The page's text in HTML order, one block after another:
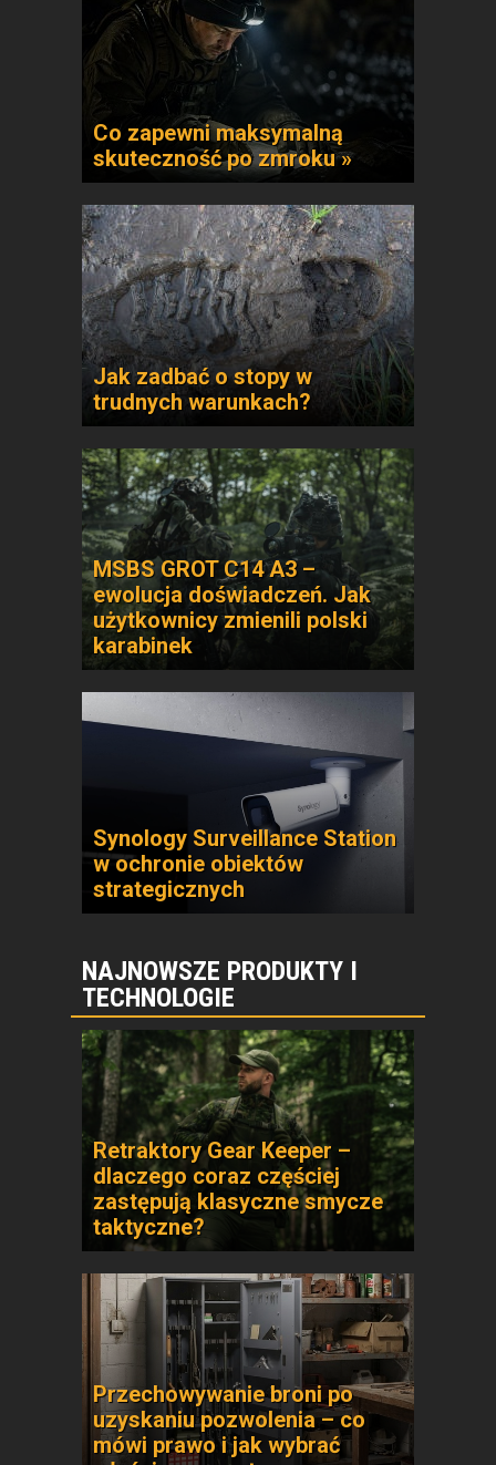
Co zapewni maksymalną
skuteczność po zmroku »
Jak zadbać o stopy w
trudnych warunkach?
MSBS GROT C14 A3 –
ewolucja doświadczeń. Jak
użytkownicy zmienili polski
karabinek
Synology Surveillance Station
w ochronie obiektów
strategicznych
NAJNOWSZE PRODUKTY I
TECHNOLOGIE
Retraktory Gear Keeper –
dlaczego coraz częściej
zastępują klasyczne smycze
taktyczne?
Przechowywanie broni po
uzyskaniu pozwolenia – co
mówi prawo i jak wybrać